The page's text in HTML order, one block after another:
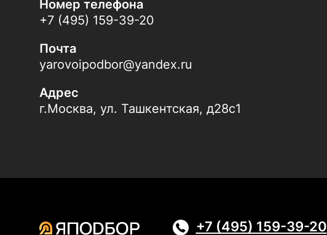
Номер телефона
+7 (495) 159-39-20
Почта
yarovoipodbor@yandex.ru
Адрес
г.Москва, ул. Ташкентская, д28с1
+7 (495) 159-39-20